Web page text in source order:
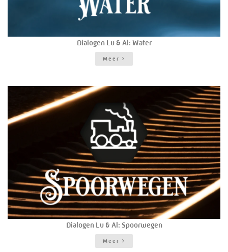
Dialogen Lu & Al: Water
Meer
Dialogen Lu & Al: Spoorwegen
Meer